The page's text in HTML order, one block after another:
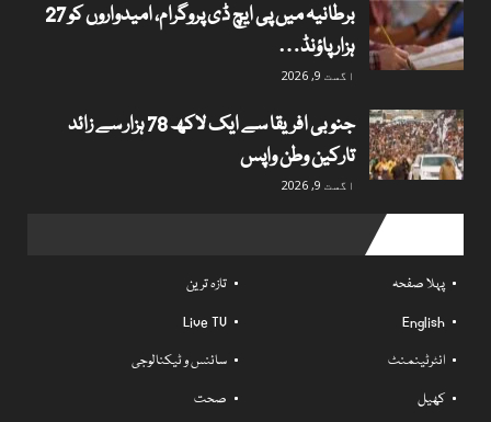
برطانیہ میں پی ایچ ڈی پروگرام، امیدواروں کو 27
ہزار پاؤنڈ…
اگست 9, 2026
جنوبی افریقا سے ایک لاکھ 78 ہزار سے زائد
تارکین وطن واپس
اگست 9, 2026
پہلا صفحہ
تازہ ترین
English
Live TV
انٹرٹینمنٹ
سائنس و ٹیکنالوجی
کھیل
صحت